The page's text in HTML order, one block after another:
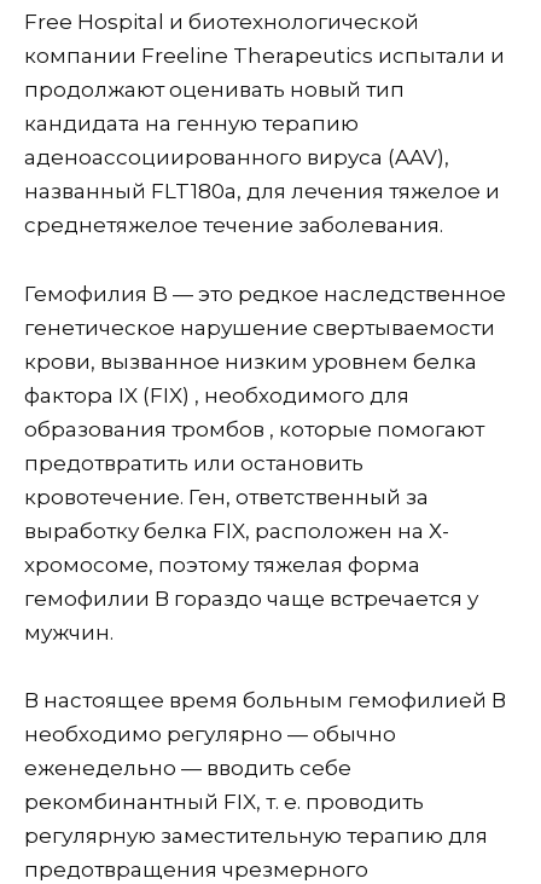
Free Hospital и биотехнологической
компании Freeline Therapeutics испытали и
продолжают оценивать новый тип
кандидата на генную терапию
аденоассоциированного вируса (AAV),
названный FLT180a, для лечения тяжелое и
среднетяжелое течение заболевания.
Гемофилия B — это редкое наследственное
генетическое нарушение свертываемости
крови, вызванное низким уровнем белка
фактора IX (FIX) , необходимого для
образования тромбов , которые помогают
предотвратить или остановить
кровотечение. Ген, ответственный за
выработку белка FIX, расположен на Х-
хромосоме, поэтому тяжелая форма
гемофилии В гораздо чаще встречается у
мужчин.
В настоящее время больным гемофилией В
необходимо регулярно — обычно
еженедельно — вводить себе
рекомбинантный FIX, т. е. проводить
регулярную заместительную терапию для
предотвращения чрезмерного